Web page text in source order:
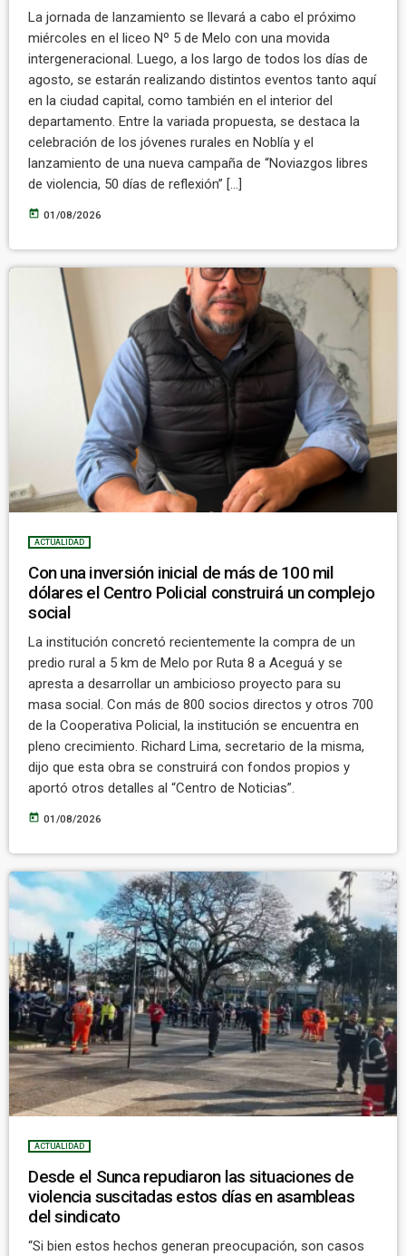
La jornada de lanzamiento se llevará a cabo el próximo
miércoles en el liceo Nº 5 de Melo con una movida
intergeneracional. Luego, a los largo de todos los días de
agosto, se estarán realizando distintos eventos tanto aquí
en la ciudad capital, como también en el interior del
departamento. Entre la variada propuesta, se destaca la
celebración de los jóvenes rurales en Noblía y el
lanzamiento de una nueva campaña de “Noviazgos libres
de violencia, 50 días de reflexión” […]
today 01/08/2026
ACTUALIDAD
Con una inversión inicial de más de 100 mil
dólares el Centro Policial construirá un complejo
social
La institución concretó recientemente la compra de un
predio rural a 5 km de Melo por Ruta 8 a Aceguá y se
apresta a desarrollar un ambicioso proyecto para su
masa social. Con más de 800 socios directos y otros 700
de la Cooperativa Policial, la institución se encuentra en
pleno crecimiento. Richard Lima, secretario de la misma,
dijo que esta obra se construirá con fondos propios y
aportó otros detalles al “Centro de Noticias”.
today 01/08/2026
ACTUALIDAD
Desde el Sunca repudiaron las situaciones de
violencia suscitadas estos días en asambleas
del sindicato
“Si bien estos hechos generan preocupación, son casos